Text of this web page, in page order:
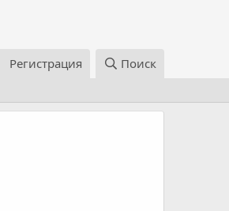
Регистрация Поиск